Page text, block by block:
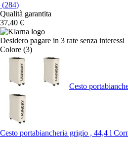
(284)
Qualità garantita
37,40 €
Desidero pagare in 3 rate senza interessi
Colore (3)
Cesto
Cesto portabiancheria grigio , 44,4 l